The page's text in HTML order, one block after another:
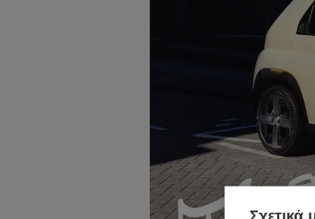
Σχετικά